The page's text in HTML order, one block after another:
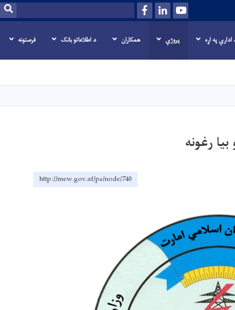
Youtube
LinkedIn
Facebook
Search
ادارې په اړه پروژې همکاران د اطلاعاتو بانک فرصتونه
رغونه
http://mew.gov.af/ps/node/740